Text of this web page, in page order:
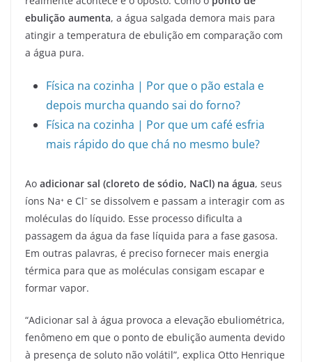
ebulição aumenta, a água salgada demora mais para
atingir a temperatura de ebulição em comparação com
a água pura.
Física na cozinha | Por que o pão estala e
depois murcha quando sai do forno?
Física na cozinha | Por que um café esfria
mais rápido do que chá no mesmo bule?
Ao adicionar sal (cloreto de sódio, NaCl) na água, seus
íons Na⁺ e Cl⁻ se dissolvem e passam a interagir com as
moléculas do líquido. Esse processo dificulta a
passagem da água da fase líquida para a fase gasosa.
Em outras palavras, é preciso fornecer mais energia
térmica para que as moléculas consigam escapar e
formar vapor.
“Adicionar sal à água provoca a elevação ebuliométrica,
fenômeno em que o ponto de ebulição aumenta devido
à presença de soluto não volátil”, explica Otto Henrique